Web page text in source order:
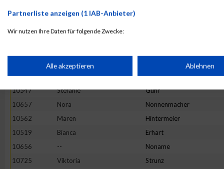
10660
Annakatharina
Rebecca
10630
Dana Meissner
10547
Stefanie Guhr
10657
Nora Nonnenmacher
10562
Maren Hintermeier
10519
Bianca Erhart
10656
-- Noname
10725
Viktoria Strunz
Partnerliste anzeigen (1 IAB-Anbieter)
Wir nutzen Ihre Daten für folgende Zwecke:
Speichern von oder Zugriff auf Informationen auf einem
Verwendung reduzierter Daten zur Auswahl von Werbeanzeigen
Verwendung von Profilen zur Auswahl personalisierter Werbung
Alle akzeptieren Ablehnen